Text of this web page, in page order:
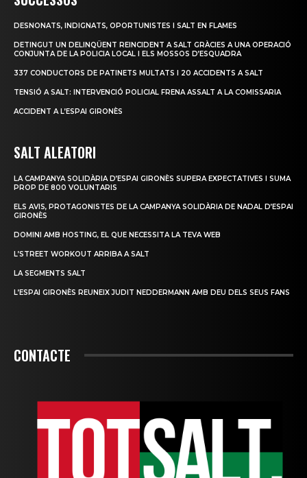
DESNONATS, INDIGNATS, OPORTUNISTES I SALT EN FLAMES
DETINGUT UN DELINQÜENT REINCIDENT A SALT GRÀCIES A UNA OPERACIÓ
CONJUNTA DE LA POLICIA LOCAL I ELS MOSSOS D’ESQUADRA
337 CONDUCTORS DE PATINETS MULTATS I 20 ACCIDENTS A SALT
TENSIÓ A SALT: INTERVENCIÓ POLICIAL FRENA ASSALT A LA COMISSARIA
ACCIDENT A L’ESPAI GIRONÈS
SALT ALEATORI
LA CAMPANYA SOLIDÀRIA D’ESPAI GIRONÈS SUPERA EXPECTATIVES I SUMA
PROP DE 800 VOLUNTARIS
ELS AVIS, PROTAGONISTES DE LA CAMPANYA SOLIDÀRIA DE NADAL D’ESPAI
GIRONÈS
DOMINI AMB HOSTING, EL QUE NECESSITA LA TEVA WEB
L’STREET WORKOUT ARRIBA A SALT
LA SEGMENTS SALT
L’ESPAI GIRONÈS REUNEIX JUDIT NEDDERMANN AMB DEU DELS SEUS FANS
CONTACTE